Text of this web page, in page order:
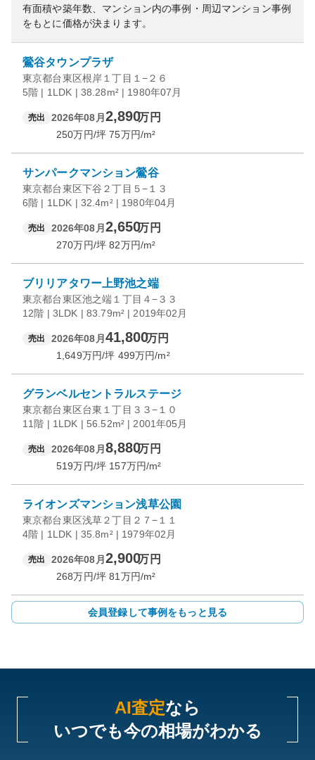
有面積や築年数、マンション内の事例・周辺マンション事例
をもとに価格が決まります。
鶯谷タウンプラザ
東京都台東区根岸１丁目１−２６
5階 | 1LDK | 38.28m² | 1980年07月
売出 2026年08月 2,890万円
250万円/坪 75万円/m²
サンパークマンション鶯谷
東京都台東区下谷２丁目５−１３
6階 | 1LDK | 32.4m² | 1980年04月
売出 2026年08月 2,650万円
270万円/坪 82万円/m²
ブリリアタワー上野池之端
東京都台東区池之端１丁目４−３３
12階 | 3LDK | 83.79m² | 2019年02月
売出 2026年08月 41,800万円
1,649万円/坪 499万円/m²
グランベルセントラルステージ
東京都台東区台東１丁目３３−１０
11階 | 1LDK | 56.52m² | 2001年05月
売出 2026年08月 8,880万円
519万円/坪 157万円/m²
ライオンズマンション浅草公園
東京都台東区浅草２丁目２７−１１
4階 | 1LDK | 35.8m² | 1979年02月
売出 2026年08月 2,900万円
268万円/坪 81 万円/m²
会員登録して事例をもっと見る
AI査定なら
いつでも今の相場がわかる